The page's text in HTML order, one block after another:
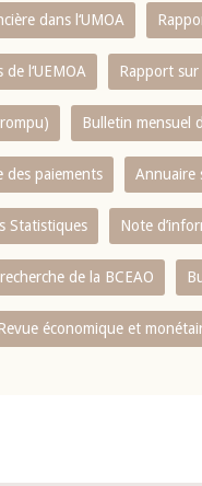
dans l‘UMOA
l‘UEMOA Rapport
Bulletin mensuel
des paiements Annuaire
Statistiques Note
de la BCEAO
économique et